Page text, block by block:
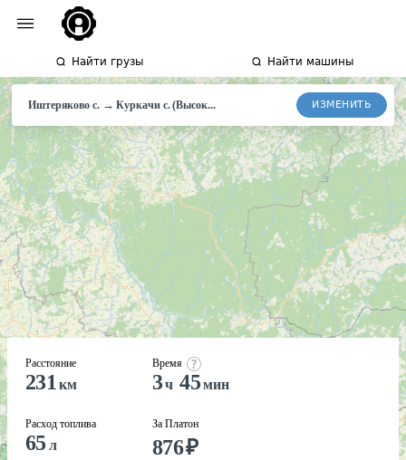
Найти грузы Найти машины
Иштеряково с.→Куркачи с. (Высок... ИЗМЕНИТЬ
Расстояние
231 км
Расход топлива
65 л
Время
3ч 45мин
За Платон
876₽